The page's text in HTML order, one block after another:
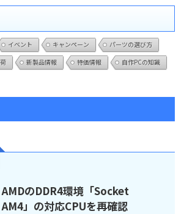
イベント キャンペーン
パーツの選び方
新製品情報 特価情報
自作PCの知識
AMDのDDR4環境「Socket
AM4」の対応CPUを再確認